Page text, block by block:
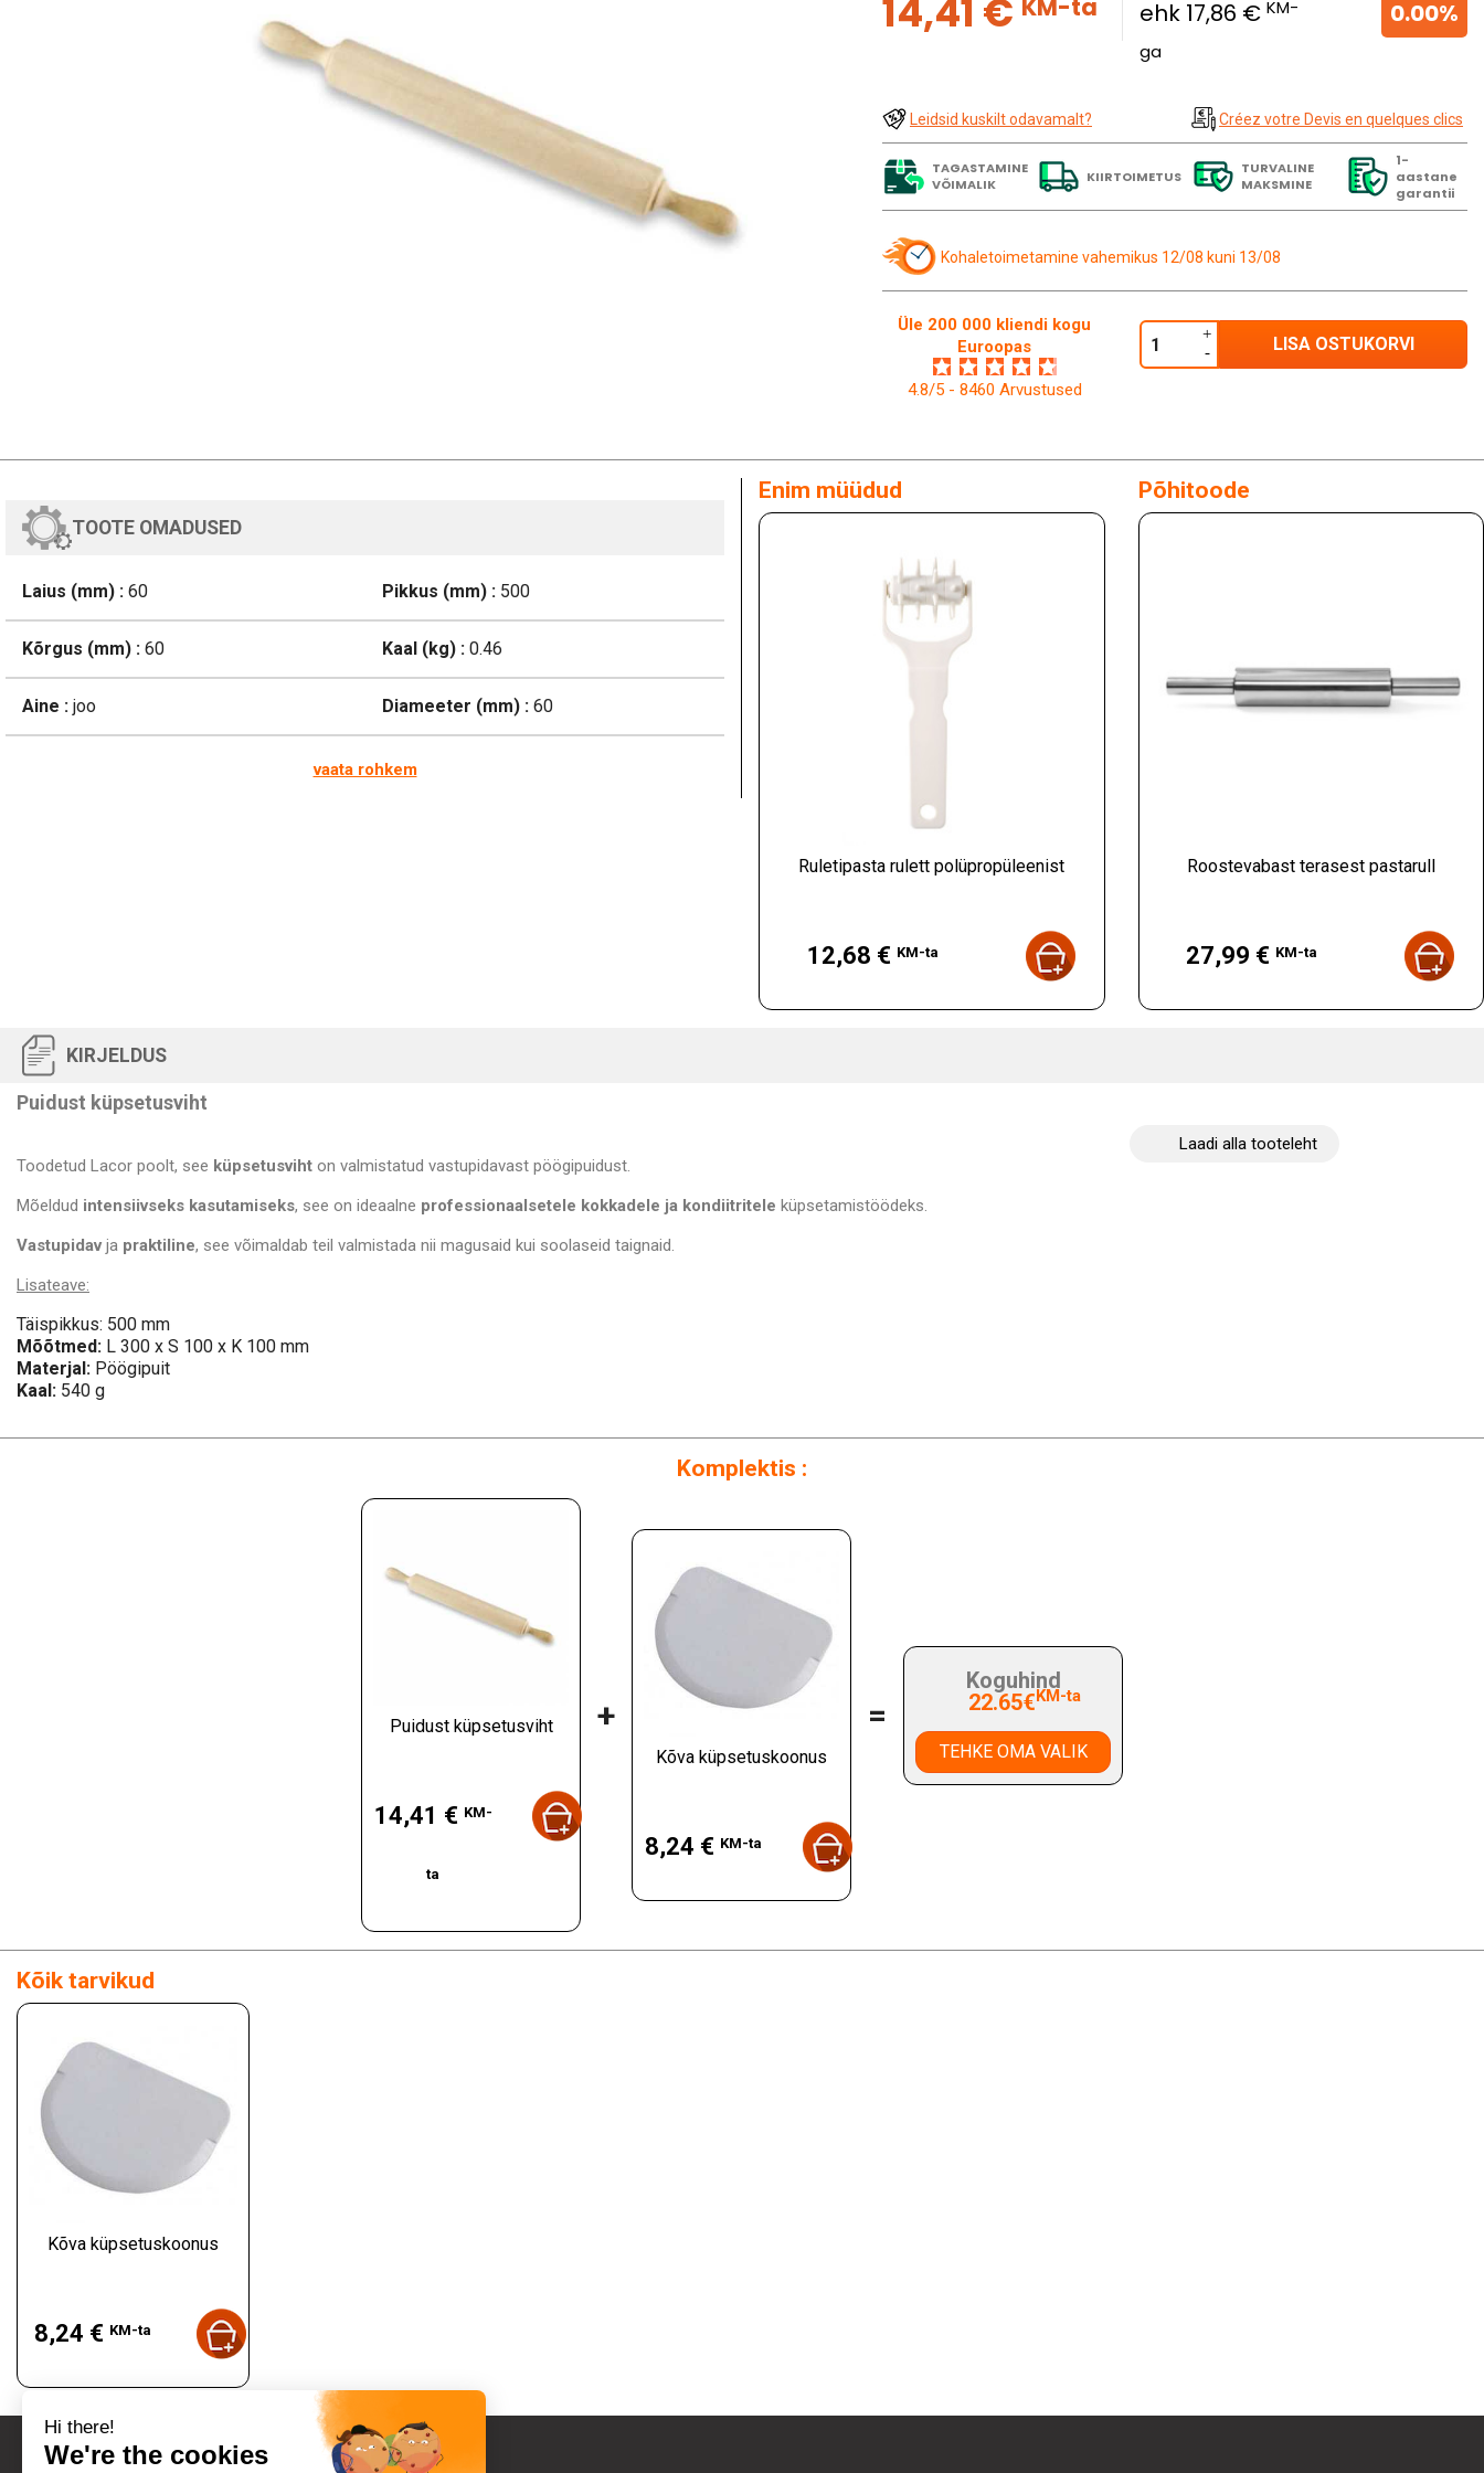
14,41 € KM-ta ehk 17,86 €KM-
ga
0.00%
Leidsid kuskilt odavamalt? Créez votre Devis en quelques clics
TAGASTAMINE
VÕIMALIK
KIIRTOIMETUS
TURVALINE
MAKSMINE
1-
aastane
garantii
Kohaletoimetamine vahemikus 12/08 kuni 13/08
Üle 200 000 kliendi kogu
Euroopas
4.8/5 - 8460 Arvustused
LISA OSTUKORVI
TOOTE OMADUSED
Laius (mm) : 60 Pikkus (mm) :500
Kõrgus (mm) : 60 Kaal (kg) :0.46
Aine : joo Diameeter (mm) :60
vaata rohkem
Enim müüdud
Ruletipasta rulett polüpropüleenist
12,68 € KM-ta
Põhitoode
Roostevabast terasest pastarull
27,99 € KM-ta
KIRJELDUS
Puidust küpsetusviht
Toodetud Lacor poolt, see küpsetusviht on valmistatud vastupidavast pöögipuidust.
Mõeldud intensiivseks kasutamiseks, see on ideaalne professionaalsetele kokkadele ja kondiitritele küpsetamistöödeks.
Vastupidav ja praktiline, see võimaldab teil valmistada nii magusaid kui soolaseid taignaid.
Lisateave:
Täispikkus: 500 mm
Mõõtmed: L 300 x S 100 x K 100 mm
Materjal: Pöögipuit
Kaal: 540 g
Laadi alla tooteleht
Komplektis :
Puidust küpsetusviht
14,41 € KM-
ta
+
Kõva küpsetuskoonus
8,24 € KM-ta
=
Koguhind
22.65€KM-ta
TEHKE OMA VALIK
Kõik tarvikud
Kõva küpsetuskoonus
8,24 € KM-ta